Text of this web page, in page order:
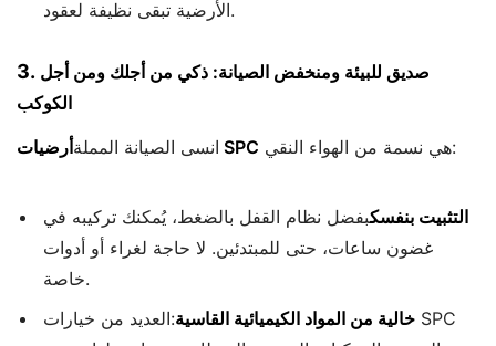
الأرضية تبقى نظيفة لعقود.
3. صديق للبيئة ومنخفض الصيانة: ذكي من أجلك ومن أجل
الكوكب
انسى الصيانة المملة أرضيات SPC هي نسمة من الهواء النقي:
التثبيت بنفسكبفضل نظام القفل بالضغط، يُمكنك تركيبه في
غضون ساعات، حتى للمبتدئين. لا حاجة لغراء أو أدوات
خاصة.
خالية من المواد الكيميائية القاسية:العديد من خيارات SPC